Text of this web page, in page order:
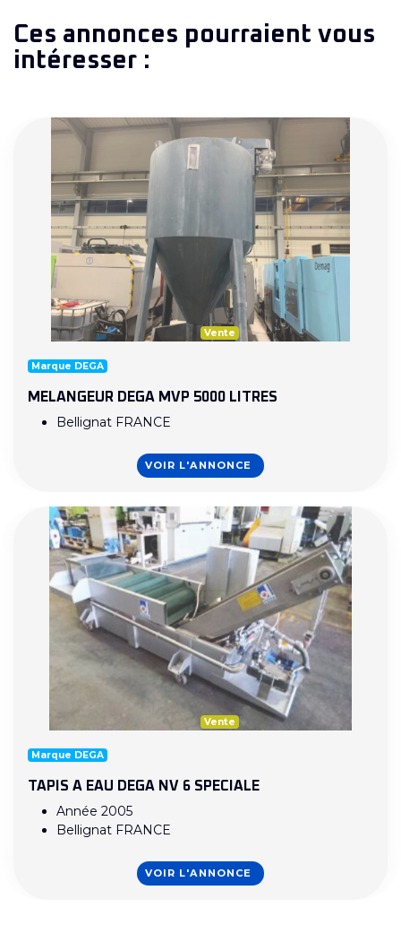
Ces annonces pourraient vous
intéresser :
Vente
Marque DEGA
MELANGEUR DEGA MVP 5000 LITRES
Bellignat FRANCE
VOIR L'ANNONCE
Vente
Marque DEGA
TAPIS A EAU DEGA NV 6 SPECIALE
Année 2005
Bellignat FRANCE
VOIR L'ANNONCE